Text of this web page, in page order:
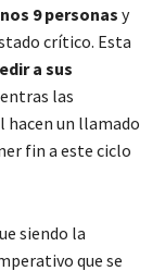
9 personas y
crítico. Esta
a sus
las
hacen un llamado
fin a este ciclo
siendo la
que se